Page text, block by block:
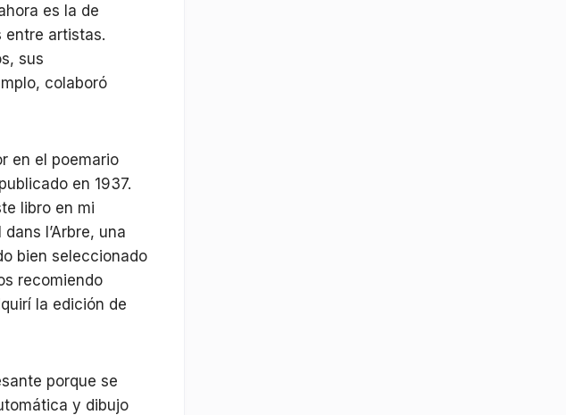
es la de
entre artistas.
sus
colaboró
en el poemario
en 1937.
libro en mi
l’Arbre, una
bien seleccionado
recomiendo
la edición de
porque se
y dibujo